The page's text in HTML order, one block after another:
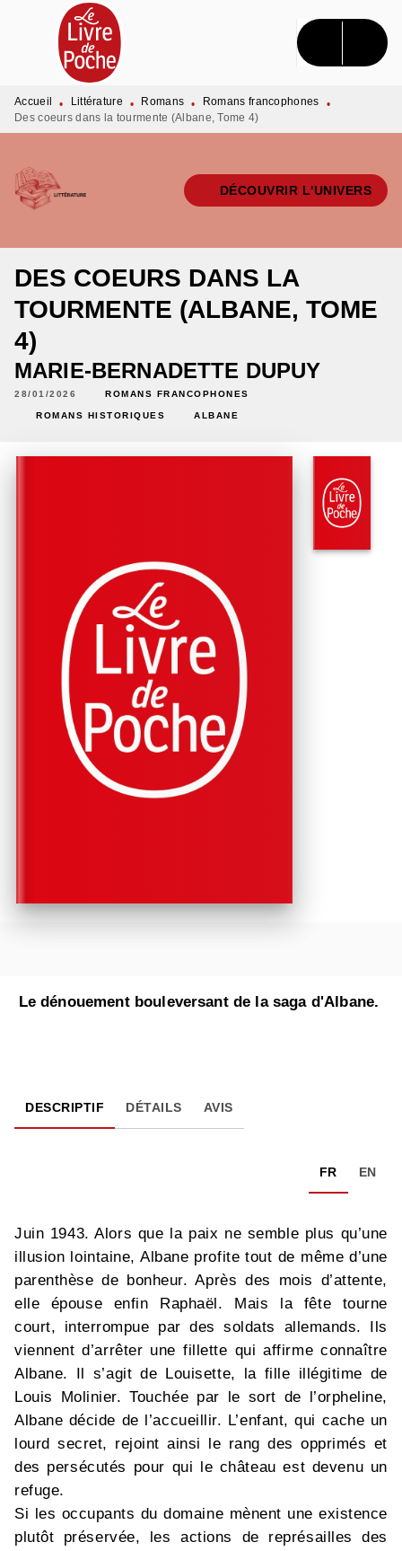
MENU RECHERCHE CONTENU
PIED DE PAGE
Accueil • Littérature • Romans • Romans francophones
•
Des coeurs dans la tourmente (Albane, Tome 4)
DÉCOUVRIR L'UNIVERS
DES COEURS DANS LA
TOURMENTE (ALBANE, TOME
4)
MARIE-BERNADETTE DUPUY
28/01/2026 ROMANS FRANCOPHONES
ROMANS HISTORIQUES ALBANE
Le dénouement bouleversant de la saga d'Albane.
DESCRIPTIF DÉTAILS AVIS
FR EN
Juin 1943. Alors que la paix ne semble plus qu’une
illusion lointaine, Albane profite tout de même d’une
parenthèse de bonheur. Après des mois d’attente,
elle épouse enfin Raphaël. Mais la fête tourne
court, interrompue par des soldats allemands. Ils
viennent d’arrêter une fillette qui affirme connaître
Albane. Il s’agit de Louisette, la fille illégitime de
Louis Molinier. Touchée par le sort de l’orpheline,
Albane décide de l’accueillir. L’enfant, qui cache un
lourd secret, rejoint ainsi le rang des opprimés et
des persécutés pour qui le château est devenu un
refuge.
Si les occupants du domaine mènent une existence
plutôt préservée, les actions de représailles des